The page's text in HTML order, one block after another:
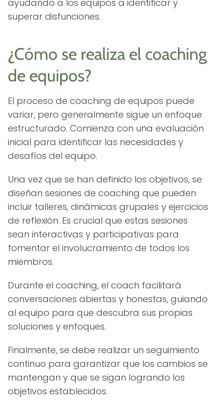
ayudando a los equipos a identificar y
superar disfunciones.
¿Cómo se realiza el coaching
de equipos?
El proceso de coaching de equipos puede
variar, pero generalmente sigue un enfoque
estructurado. Comienza con una evaluación
inicial para identificar las necesidades y
desafíos del equipo.
Una vez que se han definido los objetivos, se
diseñan sesiones de coaching que pueden
incluir talleres, dinámicas grupales y ejercicios
de reflexión. Es crucial que estas sesiones
sean interactivas y participativas para
fomentar el involucramiento de todos los
miembros.
Durante el coaching, el coach facilitará
conversaciones abiertas y honestas, guiando
al equipo para que descubra sus propias
soluciones y enfoques.
Finalmente, se debe realizar un seguimiento
continuo para garantizar que los cambios se
mantengan y que se sigan logrando los
objetivos establecidos.